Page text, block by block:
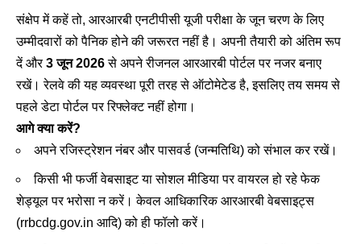
संक्षेप में कहें तो, आरआरबी एनटीपीसी यूजी परीक्षा के जून चरण के लिए
उम्मीदवारों को पैनिक होने की जरूरत नहीं है। अपनी तैयारी को अंतिम रूप
दें और3 जून 2026से अपने रीजनल आरआरबी पोर्टल पर नजर बनाए
रखें। रेलवे की यह व्यवस्था पूरी तरह से ऑटोमेटेड है, इसलिए तय समय से
पहले डेटा पोर्टल पर रिफ्लेक्ट नहीं होगा।
आगे क्या करें?
अपने रजिस्ट्रेशन नंबर और पासवर्ड (जन्मतिथि) को संभाल कर रखें।
किसी भी फर्जी वेबसाइट या सोशल मीडिया पर वायरल हो रहे फेक
शेड्यूल पर भरोसा न करें। केवल आधिकारिक आरआरबी वेबसाइट्स
(rrbcdg.gov.in आदि) को ही फॉलो करें।